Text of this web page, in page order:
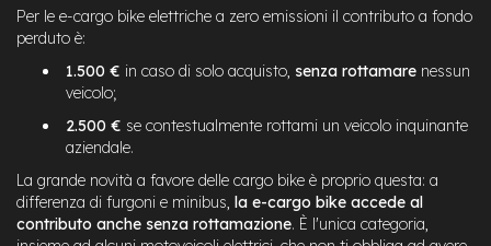
Per le e-cargo bike elettriche a zero emissioni il contributo a fondo
perduto è:
1.500 € in caso di solo acquisto, senza rottamare nessun
veicolo;
2.500 € se contestualmente rottami un veicolo inquinante
aziendale.
La grande novità a favore delle cargo bike è proprio questa: a
differenza di furgoni e minibus, la e-cargo bike accede al
contributo anche senza rottamazione. È l'unica categoria,